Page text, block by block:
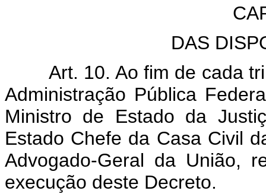
DAS
Art. 10. Ao fim de cada
Administração Pública
Ministro de Estado da
Estado Chefe da Casa Civil
Advogado-Geral da União,
execução deste Decreto.